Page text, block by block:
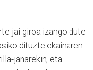
jai-giroa izango dute
dituzte ekainaren
janarekin, eta